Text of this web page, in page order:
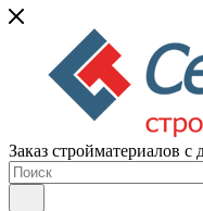
Заказ стройматериалов с